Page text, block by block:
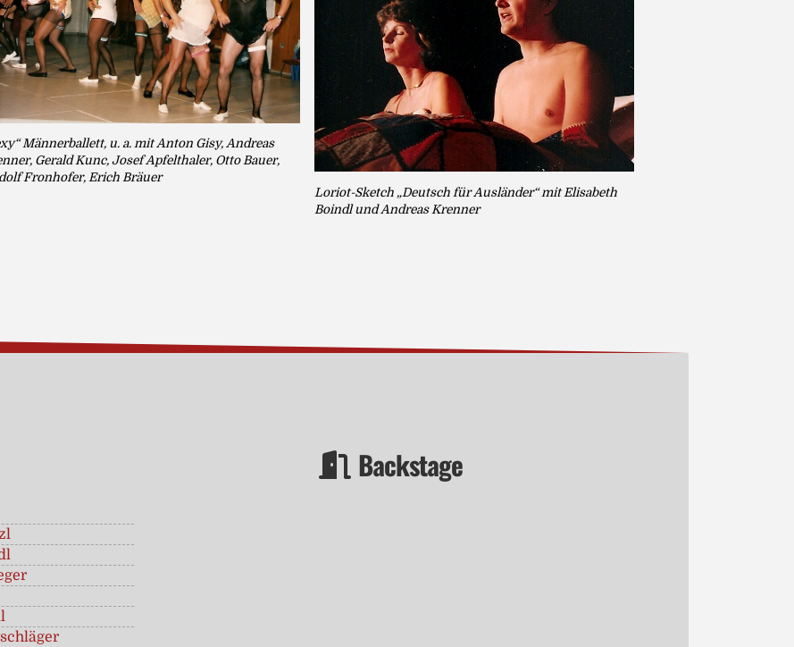
Männerballett, u. a. mit Anton Gisy, Andreas
Gerald Kunc, Josef Apfelthaler, Otto Bauer,
Fronhofer, Erich Bräuer
Loriot-Sketch „Deutsch für Ausländer“ mit Elisabeth
Boindl und Andreas Krenner
Backstage